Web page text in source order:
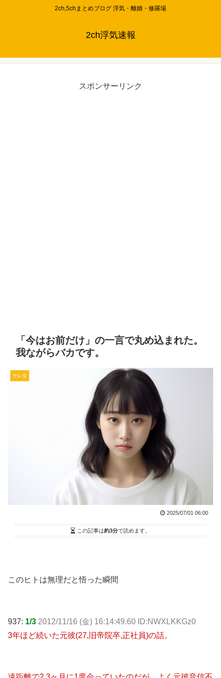
2ch,5chまとめブログ 浮気・離婚・修羅場
2ch浮気速報
スポンサーリンク
「今はお前だけ」の一言で丸め込まれた。
我ながらバカです。
サレ女
2025/07/01 06:00
この記事は約3分で読めます。
このヒトは無理だと悟った瞬間
937: 1/3 2012/11/16 (金) 16:14:49.60 ID:NWXLKKGz0
3年ほど続いた元彼(27,旧帝院卒,正社員)の話。